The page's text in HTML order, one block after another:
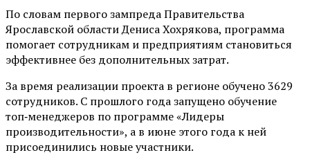
По словам первого зампреда Правительства
Ярославской области Дениса Хохрякова, программа
помогает сотрудникам и предприятиям становиться
эффективнее без дополнительных затрат.
За время реализации проекта в регионе обучено 3629
сотрудников. С прошлого года запущено обучение
топ‑менеджеров по программе «Лидеры
производительности», а в июне этого года к ней
присоединились новые участники.